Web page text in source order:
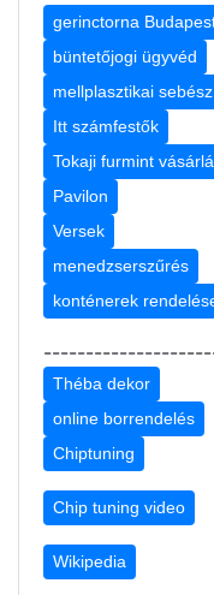
gerinctorna
büntetőjogi ügyvéd
mellplasztikai sebész
Itt számfestők
Tokaji furmint
Pavilon
Versek
menedzserszűrés
konténerek
Théba dekor
online borrendelés
Chiptuning
Chip tuning video
Wikipedia